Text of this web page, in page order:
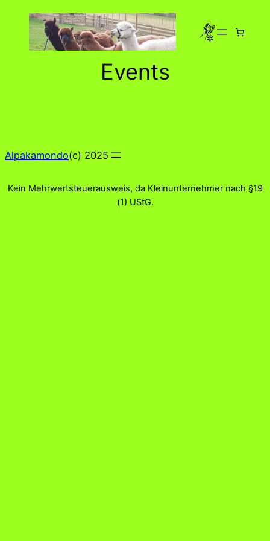
Inhalt
springen
Events
Alpakamondo(c) 2025
Kein Mehrwertsteuerausweis, da Kleinunternehmer nach §19
(1) UStG.